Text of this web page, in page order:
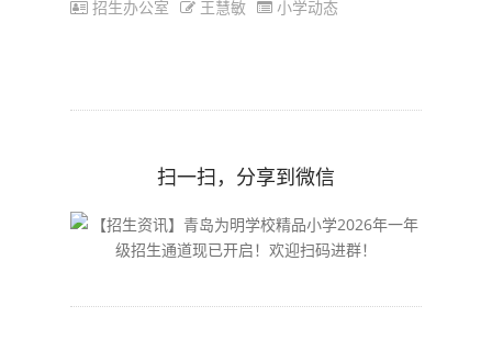
招生办公室 王慧敏 小学动态
扫一扫，分享到微信